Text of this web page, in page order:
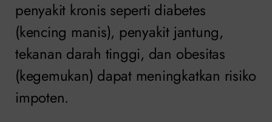
penyakit kronis seperti diabetes
(kencing manis), penyakit jantung,
tekanan darah tinggi, dan obesitas
(kegemukan) dapat meningkatkan risiko
impoten.